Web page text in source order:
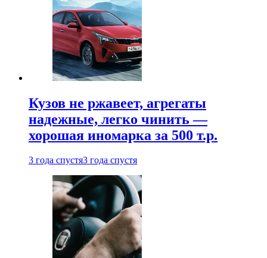
Кузов не ржавеет, агрегаты
надежные, легко чинить —
хорошая иномарка за 500 т.р.
3 года спустя3 года спустя